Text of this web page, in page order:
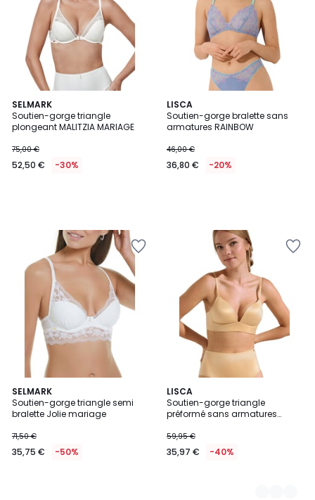
SELMARK
Soutien-gorge triangle
plongeant MALITZIA MARIAGE
75,00 €
52,50 € -30%
LISCA
Soutien-gorge bralette sans
armatures RAINBOW
46,00 €
36,80 € -20%
SELMARK
Soutien-gorge triangle semi
bralette Jolie mariage
71,50 €
35,75 € -50%
LISCA
Soutien-gorge triangle
préformé sans armatures
59,95 €
35,97 € -40%
2
Couleurs